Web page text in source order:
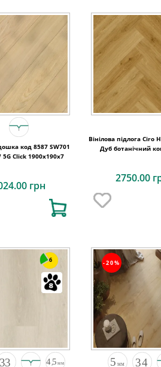
код 8587 SW701
5G Click 1900x190x7
грн
Вінілова підлога Ciro
Дуб ботанічний
2750.00
6 -20%